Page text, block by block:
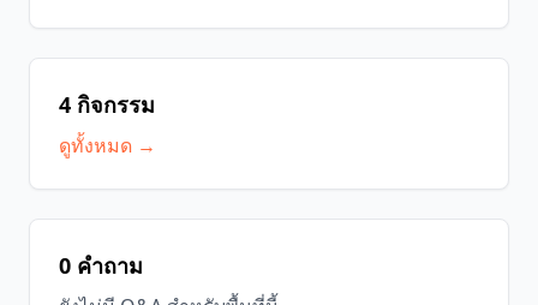
4 กิจกรรม
ดูทั้งหมด →
0 คำถาม